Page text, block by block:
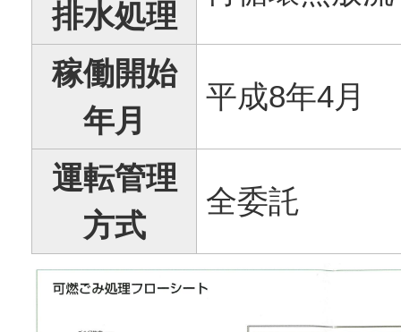
排水処理
稼働開始
年月
平成8年4月
運転管理
方式
全委託